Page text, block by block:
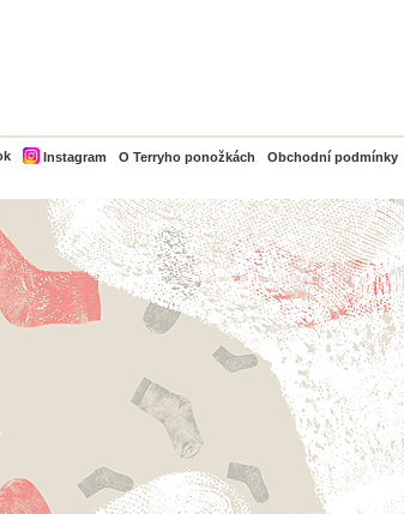
Instagram O Terryho ponožkách Obchodní podmínky
PayPal